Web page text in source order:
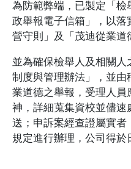
為防範弊端，已製定「
政舉報電子信箱」，以
營守則」及「茂迪從業道
並為確保檢舉人及相關
制度與管理辦法」，並
業道德之舉報，受理人
神，詳細蒐集資校並儘
送；申訴案經查證屬實
規定進行辦理，公司得於